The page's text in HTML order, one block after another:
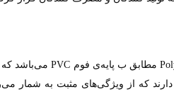
مطابق ب پایه‌ی فوم PVC می‌باشد
که از ویژگی‌های مثبت به شمار